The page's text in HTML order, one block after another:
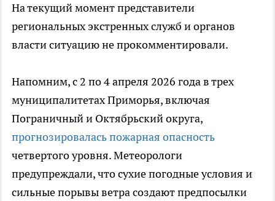
На текущий момент представители
региональных экстренных служб и органов
власти ситуацию не прокомментировали.
Напомним, с 2 по 4 апреля 2026 года в трех
муниципалитетах Приморья, включая
Пограничный и Октябрьский округа,
прогнозировалась пожарная опасность
четвертого уровня. Метеорологи
предупреждали, что сухие погодные условия и
сильные порывы ветра создают предпосылки